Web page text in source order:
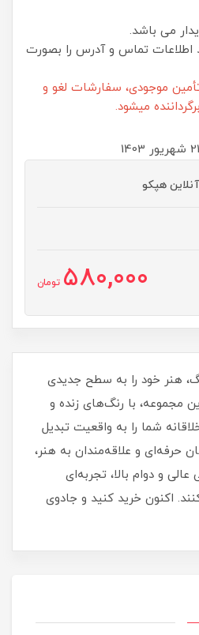
می باشد.
اطلاعات تماس و آدرس را بصورت
موجودی، سفارشات لغو و
میشود.
هپکو
580,000 تومان
روغنی وستا 12 رنگ، هنر خود را به سطح جدیدی
یک از 21 میل این مجموعه، با رنگ‌های زنده و
شما را به واقعیت تبدیل
حرفه‌ای و علاقه‌مندان به هنر،
و دوام بالا، تجربه‌ای
اکنون خرید کنید و جادوی